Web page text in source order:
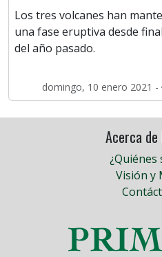
Los tres volcanes han
una fase eruptiva desde
del año pasado.
domingo, 10 enero 2021 -
Acerca
¿Quiénes
Visión y